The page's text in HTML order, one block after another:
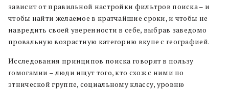
зависит от правильной настройки фильтров поиска – и
чтобы найти желаемое в кратчайшие сроки, и чтобы не
навредить своей уверенности в себе, выбрав заведомо
провальную возрастную категорию вкупе с географией.
Исследования принципов поиска говорят в пользу
гомогамии – люди ищут того, кто схож с ними по
этнической группе, социальному классу, уровню